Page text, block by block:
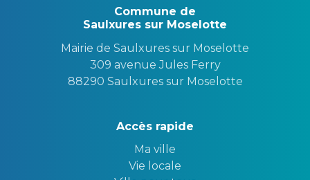
Commune de
Saulxures sur Moselotte
Mairie de Saulxures sur Moselotte
309 avenue Jules Ferry
88290 Saulxures sur Moselotte
Accès rapide
Ma ville
Vie locale